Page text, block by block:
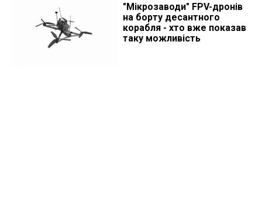
"Мікрозаводи" FPV-дронів
на борту десантного
корабля - хто вже показав
таку можливість